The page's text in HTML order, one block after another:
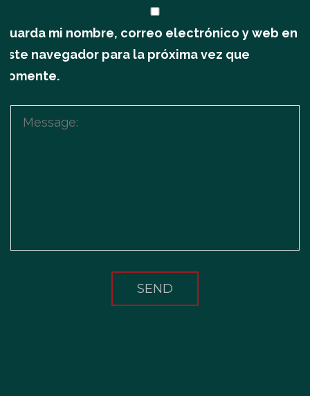
Guarda mi nombre, correo electrónico y web en
este navegador para la próxima vez que
comente.